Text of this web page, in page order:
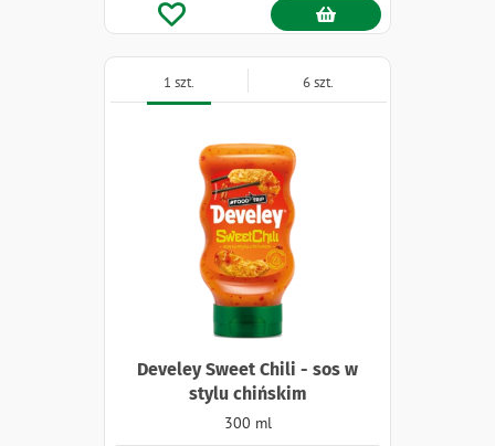
Develey Sweet Chili - sos w
stylu chińskim
300 ml
1 szt. 6 szt.